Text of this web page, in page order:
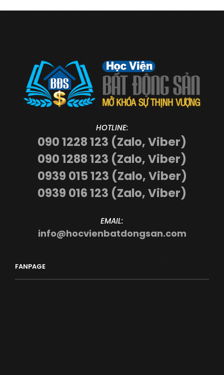
HOTLINE:
090 1228 123 (Zalo, Viber)
090 1288 123 (Zalo, Viber)
0939 015 123 (Zalo, Viber)
0939 016 123 (Zalo, Viber)
EMAIL:
info@hocvienbatdongsan.com
FANPAGE